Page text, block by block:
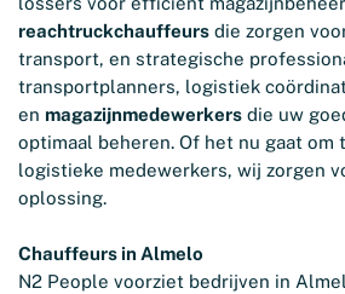
reachtruckchauffeurs die zorgen
transport, en strategische
transportplanners, logistiek
en magazijnmedewerkers die uw
optimaal beheren. Of het nu gaat om
logistieke medewerkers, wij zorgen
oplossing.
Chauffeurs in Almelo
N2 People voorziet bedrijven in